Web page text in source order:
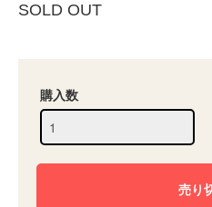
SOLD OUT
購入数